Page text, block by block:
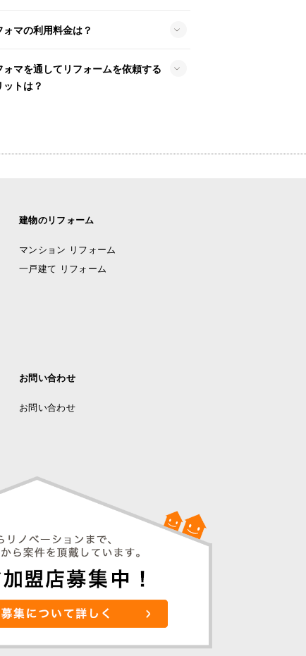
ォマの利用料金は？
ォマを通してリフォームを依頼する
ットは？
建物のリフォーム
マンション リフォーム
一戸建て リフォーム
お問い合わせ
お問い合わせ